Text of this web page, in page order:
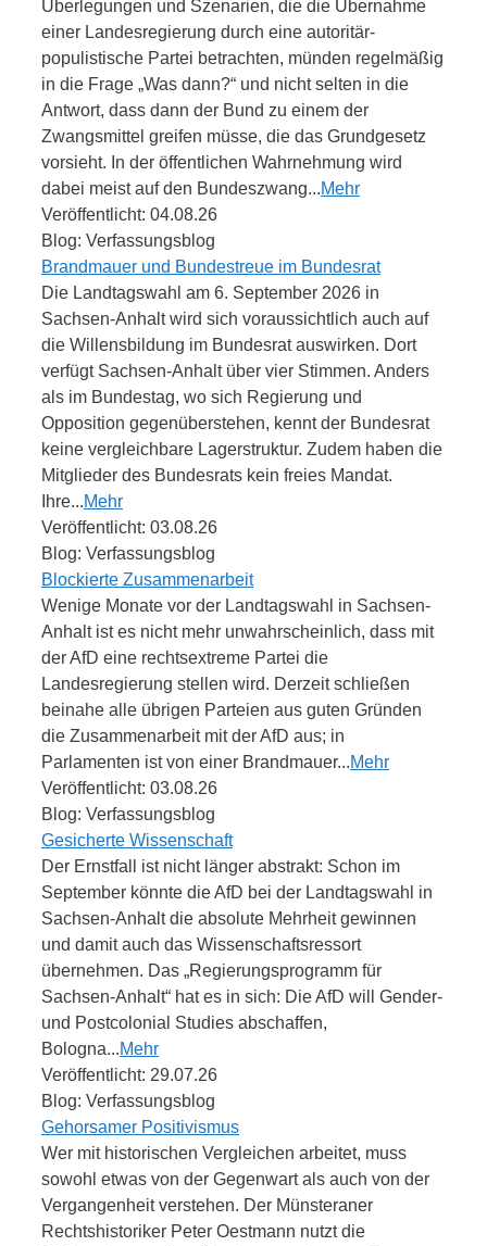
Überlegungen und Szenarien, die die Übernahme
einer Landesregierung durch eine autoritär-
populistische Partei betrachten, münden regelmäßig
in die Frage „Was dann?“ und nicht selten in die
Antwort, dass dann der Bund zu einem der
Zwangsmittel greifen müsse, die das Grundgesetz
vorsieht. In der öffentlichen Wahrnehmung wird
dabei meist auf den Bundeszwang...Mehr
Veröffentlicht: 04.08.26
Blog: Verfassungsblog
Brandmauer und Bundestreue im Bundesrat
Die Landtagswahl am 6. September 2026 in
Sachsen-Anhalt wird sich voraussichtlich auch auf
die Willensbildung im Bundesrat auswirken. Dort
verfügt Sachsen-Anhalt über vier Stimmen. Anders
als im Bundestag, wo sich Regierung und
Opposition gegenüberstehen, kennt der Bundesrat
keine vergleichbare Lagerstruktur. Zudem haben die
Mitglieder des Bundesrats kein freies Mandat.
Ihre...Mehr
Veröffentlicht: 03.08.26
Blog: Verfassungsblog
Blockierte Zusammenarbeit
Wenige Monate vor der Landtagswahl in Sachsen-
Anhalt ist es nicht mehr unwahrscheinlich, dass mit
der AfD eine rechtsextreme Partei die
Landesregierung stellen wird. Derzeit schließen
beinahe alle übrigen Parteien aus guten Gründen
die Zusammenarbeit mit der AfD aus; in
Parlamenten ist von einer Brandmauer...Mehr
Veröffentlicht: 03.08.26
Blog: Verfassungsblog
Gesicherte Wissenschaft
Der Ernstfall ist nicht länger abstrakt: Schon im
September könnte die AfD bei der Landtagswahl in
Sachsen-Anhalt die absolute Mehrheit gewinnen
und damit auch das Wissenschaftsressort
übernehmen. Das „Regierungsprogramm für
Sachsen-Anhalt“ hat es in sich: Die AfD will Gender-
und Postcolonial Studies abschaffen,
Bologna...Mehr
Veröffentlicht: 29.07.26
Blog: Verfassungsblog
Gehorsamer Positivismus
Wer mit historischen Vergleichen arbeitet, muss
sowohl etwas von der Gegenwart als auch von der
Vergangenheit verstehen. Der Münsteraner
Rechtshistoriker Peter Oestmann nutzt die